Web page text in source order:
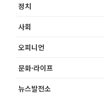
정치
사회
오피니언
문화·라이프
뉴스발전소